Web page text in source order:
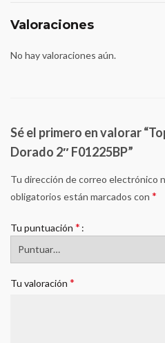
Valoraciones
No hay valoraciones aún.
Sé el primero en valorar
Dorado 2″ F01225BP”
Tu dirección de correo electrónico
obligatorios están marcados con *
Tu puntuación *
Tu valoración *